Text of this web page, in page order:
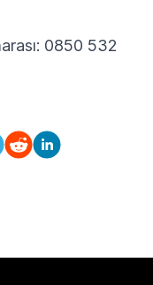
0850 532